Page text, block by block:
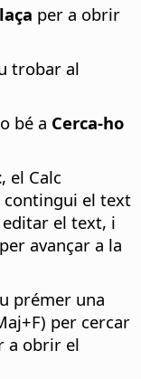
per a obrir
trobar al
o bé a Cerca-ho
, el Calc
contingui el text
editar el text, i
per avançar a la
prémer una
per cercar
a obrir el